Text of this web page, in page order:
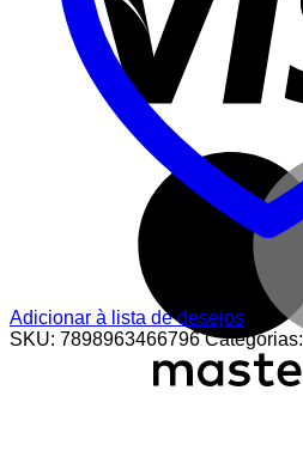
Adicionar à lista de desejos
SKU: 7898963466796 Categorias: